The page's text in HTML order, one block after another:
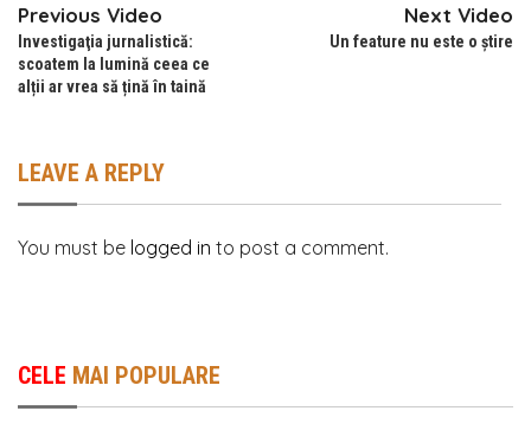
Previous Video
Investigaţia jurnalistică:
scoatem la lumină ceea ce
alții ar vrea să țină în taină
Next Video
Un feature nu este o știre
LEAVE A REPLY
You must be logged in to post a comment.
CELE MAI POPULARE